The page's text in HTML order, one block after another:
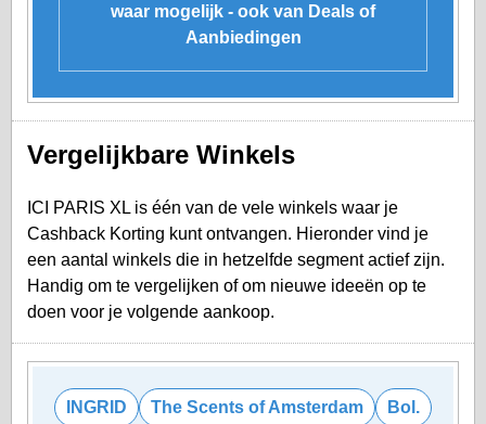
waar mogelijk - ook van Deals of
Aanbiedingen
Vergelijkbare Winkels
ICI PARIS XL is één van de vele winkels waar je
Cashback Korting kunt ontvangen. Hieronder vind je
een aantal winkels die in hetzelfde segment actief zijn.
Handig om te vergelijken of om nieuwe ideeën op te
doen voor je volgende aankoop.
INGRID The Scents of Amsterdam Bol.